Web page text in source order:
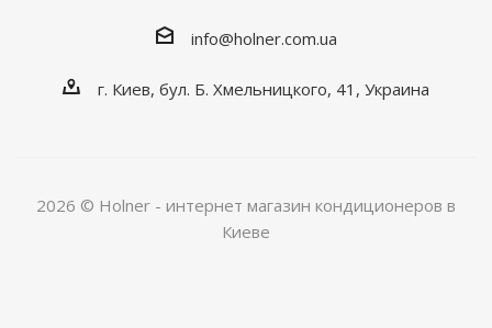
info@holner.com.ua
г. Киев, бул. Б. Хмельницкого, 41, Украина
2026 © Holner - интернет магазин кондиционеров в
Киеве